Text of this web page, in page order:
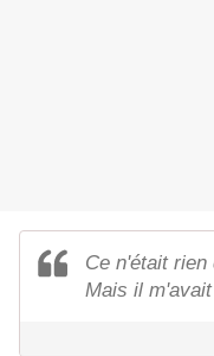
Ce n'était rien
Mais il